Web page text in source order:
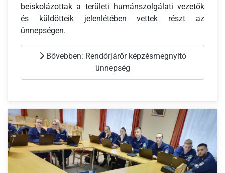
beiskolázottak a területi humánszolgálati vezetők
és küldötteik jelenlétében vettek részt az
ünnepségen.
Bővebben: Rendőrjárőr képzésmegnyitó
ünnepség